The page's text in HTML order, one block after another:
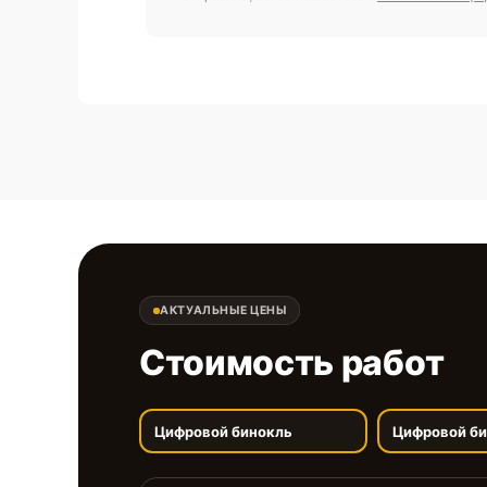
АКТУАЛЬНЫЕ ЦЕНЫ
Стоимость работ
Цифровой бинокль Цифровой